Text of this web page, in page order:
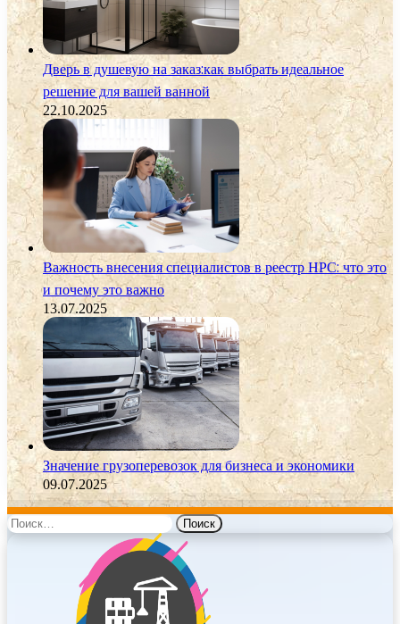
Дверь в душевую на заказ:как выбрать идеальное
решение для вашей ванной
22.10.2025
Важность внесения специалистов в реестр НРС: что это
и почему это важно
13.07.2025
Значение грузоперевозок для бизнеса и экономики
09.07.2025
Найти: